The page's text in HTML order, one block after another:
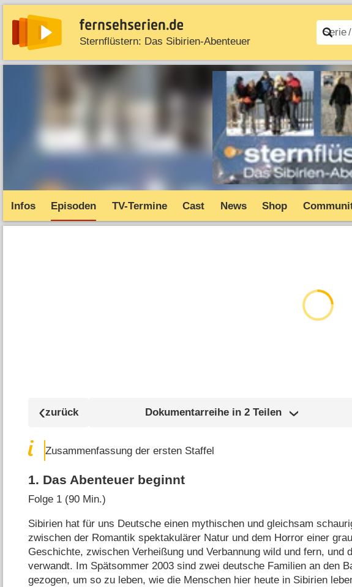
Sternflüstern: Das Sibirien-Abenteuer
News Entdecken Streaming TV-Starts Serien A–Z Filme
Infos Episoden TV-Termine Cast News Shop
Dokumentarreihe in 2 Teilen
Zusammenfassung der ersten Staffel
1. Das Abenteuer beginnt
Folge 1 (90 Min.)
Sibirien hat für uns Deutsche einen mythischen und gleichsam
zwischen der Romantik spektakulärer Natur und dem Horror einer
Geschichte, zwischen Verheißung und Verbannung wild und fern, und
verwandt. Im Spätsommer 2003 sind zwei deutsche Familien an den
gezogen, um so zu leben, wie die Menschen hier heute in Sibirien